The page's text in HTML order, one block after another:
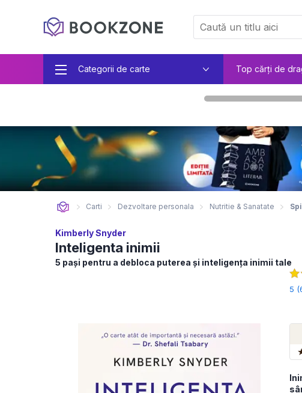
Categorii de carte Top cărți de
Carti Dezvoltare personala Nutritie & Sanatate
Kimberly Snyder
Inteligenta inimii
5 pași pentru a debloca puterea și inteligența inimii tale
5